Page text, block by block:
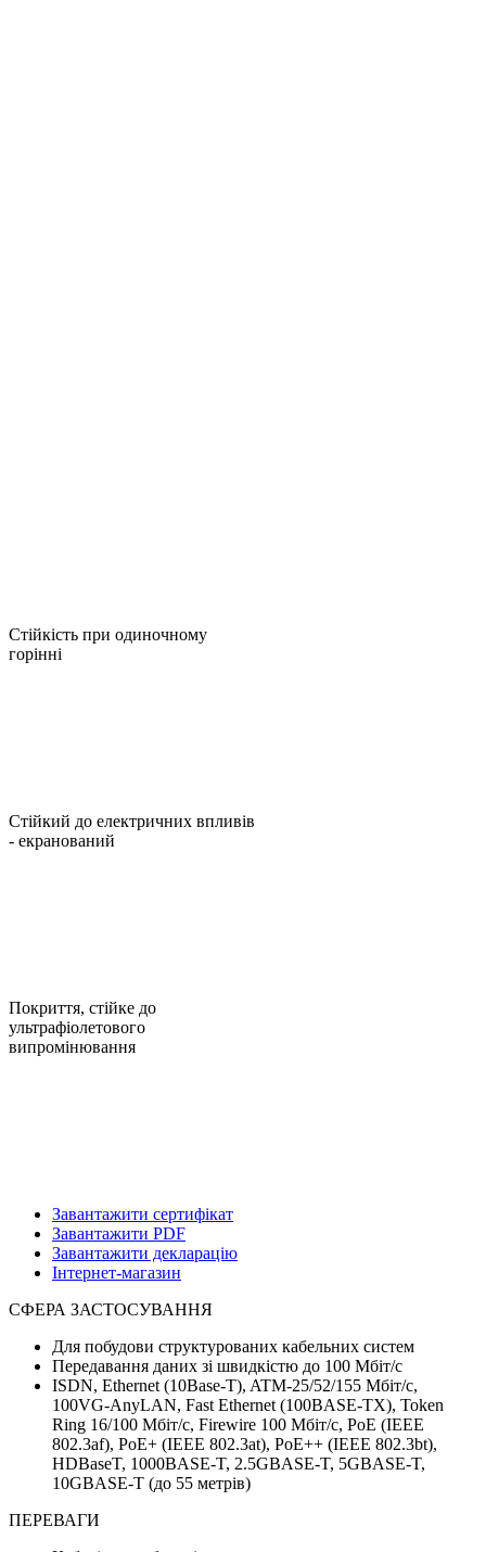
Стійкість при одиночному
горінні
Стійкий до електричних впливів
- екранований
Покриття, стійке до
ультрафіолетового
випромінювання
Завантажити сертифікат
Завантажити PDF
Завантажити декларацію
Інтернет-магазин
СФЕРА ЗАСТОСУВАННЯ
Для побудови структурованих кабельних систем
Передавання даних зі швидкістю до 100 Мбіт/с
ISDN, Ethernet (10Base-T), ATM-25/52/155 Мбіт/с,
100VG-AnyLAN, Fast Ethernet (100BASE-TX), Token
Ring 16/100 Мбіт/с, Firewire 100 Мбіт/с, PoE (IEEE
802.3af), PoE+ (IEEE 802.3at), PoE++ (IEEE 802.3bt),
HDBaseT, 1000BASE-T, 2.5GBASE-T, 5GBASE-T,
10GBASE-T (до 55 метрів)
ПЕРЕВАГИ